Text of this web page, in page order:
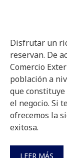
Disfrutar un
reservan. De
Comercio
población a
que
el negocio. Si
ofrecemos la
exitosa.
LEER MÁS